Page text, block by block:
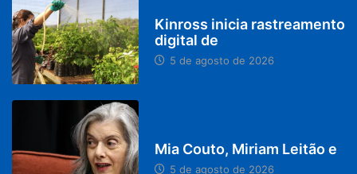
Kinross inicia rastreamento
digital de
5 de agosto de 2026
Mia Couto, Miriam Leitão e
5 de agosto de 2026